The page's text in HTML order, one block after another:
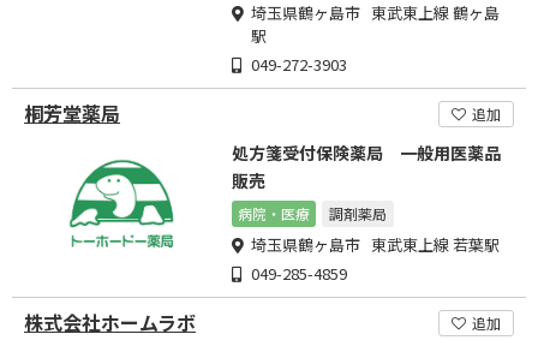
埼玉県鶴ヶ島市 東武東上線 鶴ヶ島
駅
049-272-3903
桐芳堂薬局 追加
処方箋受付保険薬局 一般用医薬品
販売
病院・医療 調剤薬局
埼玉県鶴ヶ島市 東武東上線 若葉駅
049-285-4859
株式会社ホームラボ 追加